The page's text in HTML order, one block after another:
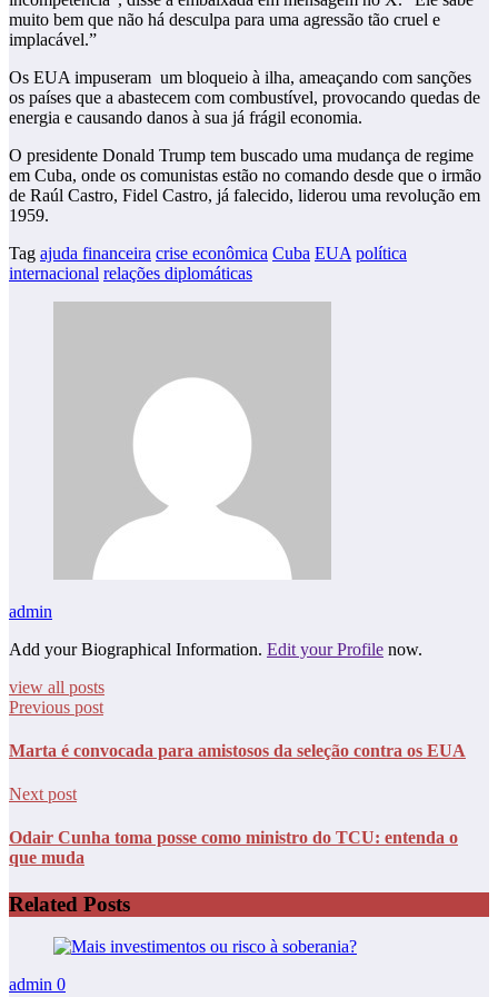
muito bem que não há desculpa para uma agressão tão cruel e
implacável.”
Os EUA impuseram um bloqueio à ilha, ameaçando com sanções
os países que a abastecem com combustível, provocando quedas de
energia e causando danos à sua já frágil economia.
O presidente Donald Trump tem buscado uma mudança de regime
em Cuba, onde os comunistas estão no comando desde que o irmão
de Raúl Castro, Fidel Castro, já falecido, liderou uma revolução em
1959.
Tag ajuda financeira crise econômica Cuba EUA política
internacional relações diplomáticas
admin
Add your Biographical Information. Edit your Profile now.
view all posts
Previous post
Marta é convocada para amistosos da seleção contra os EUA
Next post
Odair Cunha toma posse como ministro do TCU: entenda o
que muda
Related Posts
admin 0